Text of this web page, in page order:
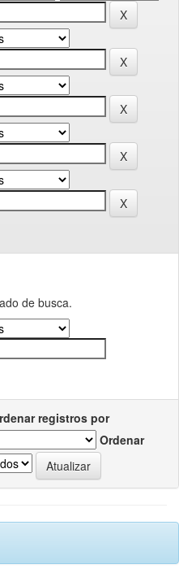
de busca.
registros por
Ordenar